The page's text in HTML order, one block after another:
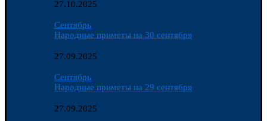
27.10.2025
Сентябрь
Народные приметы на 30 сентября
27.09.2025
Сентябрь
Народные приметы на 29 сентября
27.09.2025